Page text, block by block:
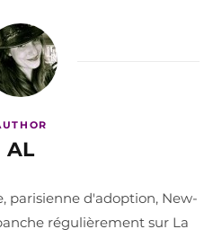
AL
parisienne d'adoption, New-
régulièrement sur La